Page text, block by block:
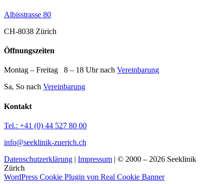
Albisstrasse 80
CH-8038 Zürich
Öffnungszeiten
Montag – Freitag 8 – 18 Uhr nach Vereinbarung
Sa, So nach Vereinbarung
Kontakt
Tel.: +41 (0) 44 527 80 00
info@seeklinik-zuerich.ch
Datenschutzerklärung | Impressum | © 2000 – 2026 Seeklinik
Zürich
WordPress Cookie Plugin von Real Cookie Banner